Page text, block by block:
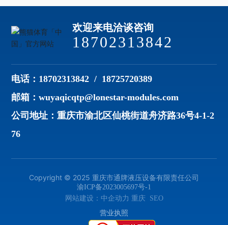
更大的问题。3. 操作人员的培训操作注水泵车的人必须经
寿命，还能确保其在需要时始终处于较好状态。定期检查
键的。你可以定期检查机油、冷却液和燃油。这些液体就
像人体的血液，确保它们的充足和清洁，才能让“机器”顺
畅运行。特别是在高温或低温天气下，更要注意这些液体
泵的基本原理在深入具体应用之前，让我们先了解一下高
压柱塞泵的基本工作原理。高压柱塞泵利用柱塞在泵体内
的往复运动，产生压力并将液体推送到需要的地方。想象
个地方搬到另一个地方，效率极高。化工行业中的典型应
用在化工行业中，高压柱塞泵的应用几乎无处不在。比
的压力和速度输送到反应器中，这时高压柱塞泵就派上了
用场。它能够在高压力下，稳定地输送反应物，从而保证
反应的顺利进行。1. 液体化肥生产液体化肥的生产过
欢迎来电洽谈咨询
18702313842
电话： 18702313842 / 18725720389
邮箱：wuyaqicqtp@lonestar-modules.com
公司地址：重庆市渝北区仙桃街道舟济路36号4-1-2
76
Copyright ©️ 2025 重庆市通牌液压设备有限责任公司
渝ICP备2023005697号-1
网站建设： 中企动力 重庆 SEO
营业执照